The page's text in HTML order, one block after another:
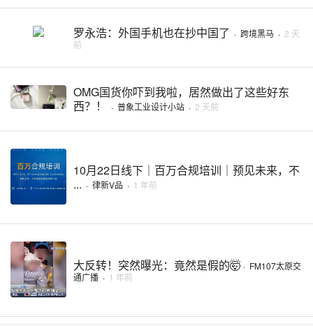
罗永浩：外国手机也在抄中国了 · 跨境黑马 · 2 天
前
OMG国货你吓到我啦，居然做出了这些好东
西？！
· 普象工业设计小站 · 2 天前
10月22日线下｜百万合规培训｜预见未来，不
... · 律新V品 · 1 年前
大反转！突然曝光：竟然是假的🤯​ · FM107太原交
通广播 · 1 年前